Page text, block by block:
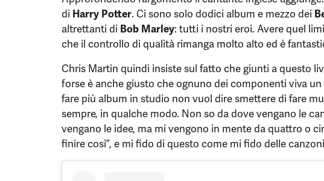
di Harry Potter. Ci sono solo dodici album e mezzo dei
altrettanti di Bob Marley: tutti i nostri eroi. Avere quel
che il controllo di qualità rimanga molto alto ed è
Chris Martin quindi insiste sul fatto che giunti a questo
forse è anche giusto che ognuno dei componenti viva un
fare più album in studio non vuol dire smettere di fare
sempre, in qualche modo. Non so da dove vengano le
vengano le idee, ma mi vengono in mente da quattro o
finire così”, e mi fido di questo come mi fido delle